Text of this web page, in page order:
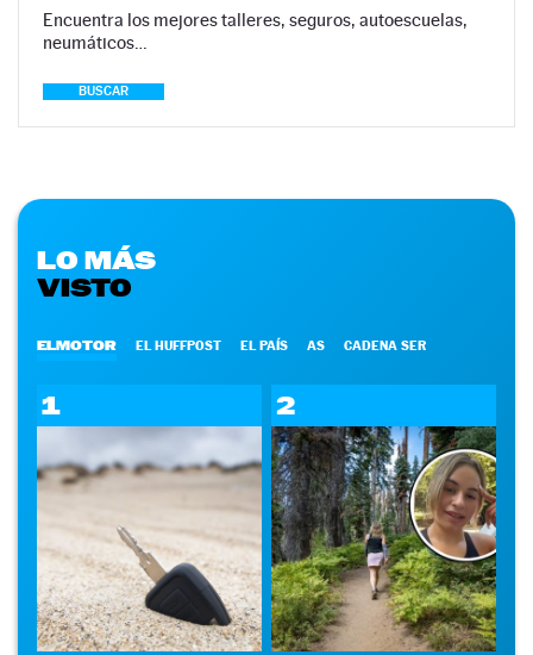
Encuentra los mejores talleres, seguros, autoescuelas,
neumáticos…
BUSCAR
LO MÁS
VISTO
ELMOTOR EL HUFFPOST EL PAÍS AS CADENA SER
1 2